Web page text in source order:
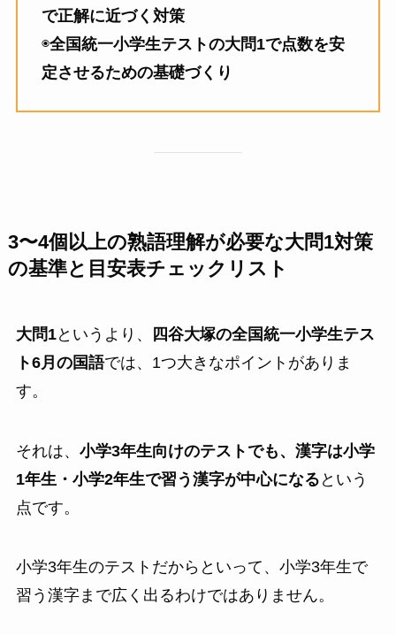
で正解に近づく対策
◉全国統一小学生テストの大問1で点数を安
定させるための基礎づくり
3〜4個以上の熟語理解が必要な大問1対策
の基準と目安表チェックリスト
大問1というより、
四谷大塚の全国統一小学生テス
ト6月の国語では、1つ大きなポイントがありま
す。
それは、 小学3年生向けのテストでも、漢字は小学
1年生・小学2年生で習う漢字が中心になる という
点です。
小学3年生のテストだからといって、小学3年生で
習う漢字まで広く出るわけではありません。